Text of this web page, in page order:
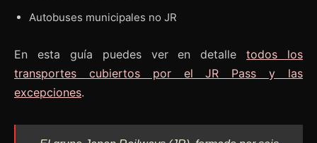
Autobuses municipales no JR
En esta guía puedes ver en detalletodos los
transportes cubiertos por el JR Pass y las
excepciones.